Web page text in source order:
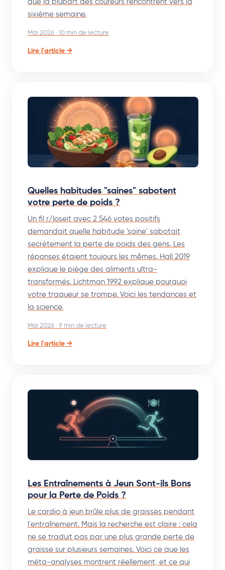
que la plupart des coureurs rencontrent vers la
sixième semaine.
Mai 2026 · 10 min de lecture
Lire l'article →
Quelles habitudes "saines" sabotent
votre perte de poids ?
Un fil r/loseit avec 2 546 votes positifs
demandait quelle habitude 'saine' sabotait
secrètement la perte de poids des gens. Les
réponses étaient toujours les mêmes. Hall 2019
explique le piège des aliments ultra-
transformés. Lichtman 1992 explique pourquoi
votre traqueur se trompe. Voici les tendances et
la science.
Mai 2026 · 9 min de lecture
Lire l'article →
Les Entraînements à Jeun Sont-ils Bons
pour la Perte de Poids ?
Le cardio à jeun brûle plus de graisses pendant
l'entraînement. Mais la recherche est claire : cela
ne se traduit pas par une plus grande perte de
graisse sur plusieurs semaines. Voici ce que les
méta-analyses montrent réellement, et ce qui